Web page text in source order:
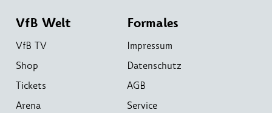
VfB Welt
VfB TV
Shop
Tickets
Arena
Formales
Impressum
Datenschutz
AGB
Service